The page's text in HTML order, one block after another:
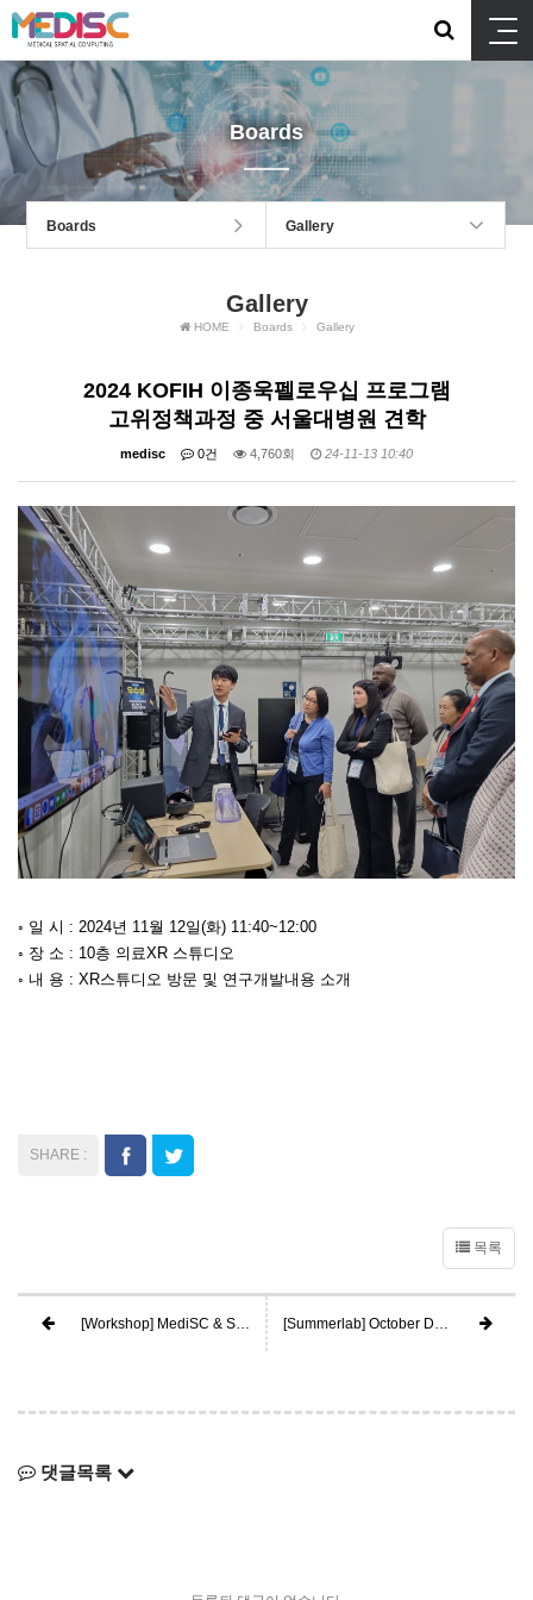
Boards
Boards Gallery
Gallery
HOME Boards Gallery
2024 KOFIH 이종욱펠로우십 프로그램
고위정책과정 중 서울대병원 견학
medisc 0건 4,760회 24-11-13 10:40
◦ 일 시 : 2024년 11월 12일(화) 11:40~12:00
◦ 장 소 : 10층 의료XR 스튜디오
◦ 내 용 : XR스튜디오 방문 및 연구개발내용 소개
목록
[Workshop] MediSC & SUMMER Lab @Jeju Island [Summerlab] October Demo Day
댓글목록